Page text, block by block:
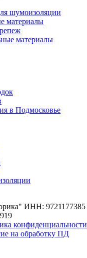
шумоизоляции
материалы
материалы
в Подмосковье
ИНН: 9721177385
конфиденциальности
на обработку ПД